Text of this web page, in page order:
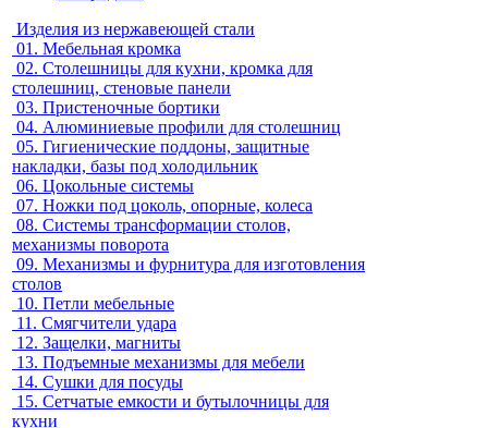
Изделия из нержавеющей стали
01. Мебельная кромка
02. Столешницы для кухни, кромка для
столешниц, стеновые панели
03. Пристеночные бортики
04. Алюминиевые профили для столешниц
05. Гигиенические поддоны, защитные
накладки, базы под холодильник
06. Цокольные системы
07. Ножки под цоколь, опорные, колеса
08. Системы трансформации столов,
механизмы поворота
09. Механизмы и фурнитура для изготовления
столов
10. Петли мебельные
11. Смягчители удара
12. Защелки, магниты
13. Подъемные механизмы для мебели
14. Сушки для посуды
15. Сетчатые емкости и бутылочницы для
кухни